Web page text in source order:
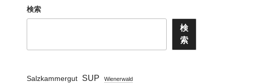
検索
検
索
Salzkammergut SUP Wienerwald